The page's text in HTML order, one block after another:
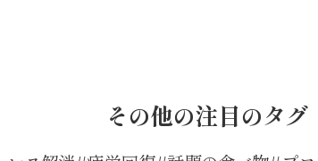
その他の注目のタグ